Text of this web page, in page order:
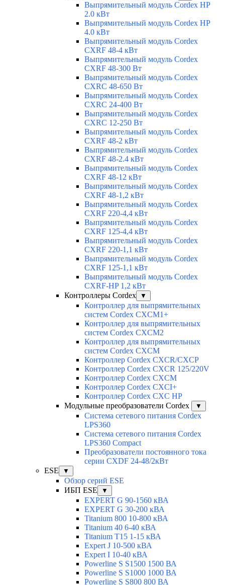
Выпрямительный модуль Cordex HP
2.0 кВт
Выпрямительный модуль Cordex HP
4.0 кВт
Выпрямительный модуль Cordex
CXRF 48-4 кВт
Выпрямительный модуль Cordex
CXRF 48-300 Вт
Выпрямительный модуль Cordex
CXRС 48-650 Вт
Выпрямительный модуль Cordex
CXRС 24-400 Вт
Выпрямительный модуль Cordex
CXRС 12-250 Вт
Выпрямительный модуль Cordex
CXRF 48-2 кВт
Выпрямительный модуль Cordex
CXRF 48-2.4 кВт
Выпрямительный модуль Cordex
CXRF 48-12 кВт
Выпрямительный модуль Cordex
CXRF 48-1,2 кВт
Выпрямительный модуль Cordex
CXRF 220-4,4 кВт
Выпрямительный модуль Cordex
CXRF 125-4,4 кВт
Выпрямительный модуль Cordex
CXRF 220-1,1 кВт
Выпрямительный модуль Cordex
CXRF 125-1,1 кВт
Выпрямительный модуль Cordex
CXRF-HP 1,2 кВт
Контроллеры Cordex
▼
Контроллер для выпрямительных
систем Cordex CXCM1+
Контроллер для выпрямительных
систем Cordex CXCM2
Контроллер для выпрямительных
систем Cordex CXCM
Контроллер Cordex CXCR/CXCP
Контроллер Cordex CXCR 125/220V
Контроллер Cordex CXCM
Контроллер Cordex CXCI+
Контроллер Cordex CXC HP
Модульные преобразователи Cordex
▼
Система сетевого питания Cordex
LPS360
Система сетевого питания Cordex
LPS360 Compact
Преобразователи постоянного тока
серии CXDF 24-48/2кВт
ESE
▼
Обзор серий ESE
ИБП ESE
▼
EXPERT G 90-1560 кВА
EXPERT G 30-200 кВА
Titanium 800 10-800 кВА
Titanium 40 6-40 кВА
Titanium T15 1-15 кВА
Expert J 10-500 кВА
Expert I 10-40 кВА
Powerline S S1500 1500 ВА
Powerline S S1000 1000 ВА
Powerline S S800 800 ВА